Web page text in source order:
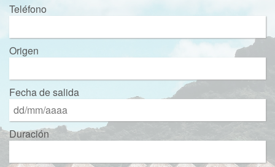
Teléfono
Origen
Fecha de salida
Duración